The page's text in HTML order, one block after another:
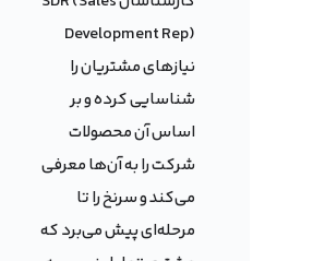
Development Rep)
نیازهای مشتریان را
شناسایی کرده و بر
اساس آن محصولات
شرکت را به آن‌ها معرفی
می‌کند و سرنخ را تا
مرحله‌ای پیش می‌برد که